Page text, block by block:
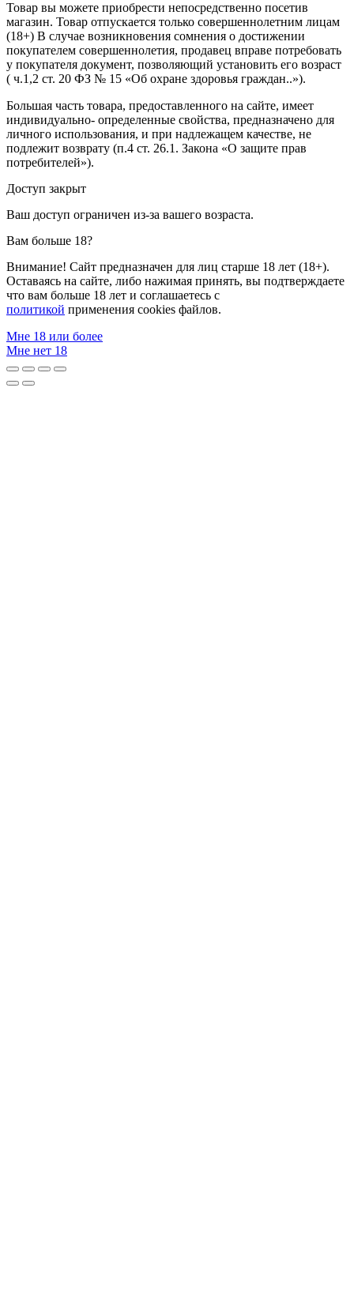
Товар вы можете приобрести непосредственно посетив
магазин. Товар отпускается только совершеннолетним лицам
(18+) В случае возникновения сомнения о достижении
покупателем совершеннолетия, продавец вправе потребовать
у покупателя документ, позволяющий установить его возраст
( ч.1,2 ст. 20 ФЗ № 15 «Об охране здоровья граждан..»).
Большая часть товара, предоставленного на сайте, имеет
индивидуально- определенные свойства, предназначено для
личного использования, и при надлежащем качестве, не
подлежит возврату (п.4 ст. 26.1. Закона «О защите прав
потребителей»).
Доступ закрыт
Ваш доступ ограничен из-за вашего возраста.
Вам больше 18?
Внимание! Сайт предназначен для лиц старше 18 лет (18+).
Оставаясь на сайте, либо нажимая принять, вы подтверждаете
что вам больше 18 лет и соглашаетесь с
политикой применения cookies файлов.
Мне 18 или более
Мне нет 18